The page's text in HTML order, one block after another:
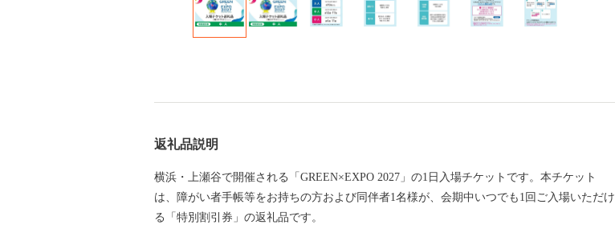
返礼品説明
横浜・上瀬谷で開催される「GREEN×EXPO 2027」の1日入場チケットです。本チケット
は、障がい者手帳等をお持ちの方および同伴者1名様が、会期中いつでも1回ご入場いただけ
る「特別割引券」の返礼品です。